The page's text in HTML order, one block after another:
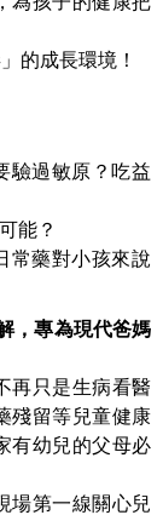
的成長環境！
驗過敏原？吃益
能？
常藥對小孩來說
，專為現代爸媽
再只是生病看醫
殘留等兒童健康
有幼兒的父母必
場第一線關心兒